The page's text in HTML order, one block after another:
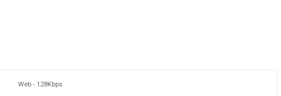
Web - 128Kbps